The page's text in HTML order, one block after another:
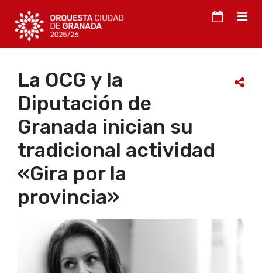
La OCG y la
Diputación de
Granada inician su
tradicional actividad
«Gira por la
provincia»